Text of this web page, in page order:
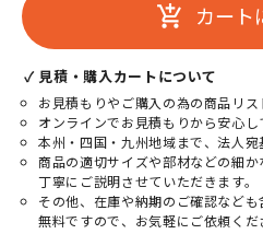
add_shopping_cart カート
✓ 見積・購入カートについて
お見積もりやご購入の為の商品リス
オンラインでお見積もりから安心し
本州・四国・九州地域まで、法人宛
商品の適切サイズや部材などの細
丁寧にご説明させていただきます。
その他、在庫や納期のご確認など
無料ですので、お気軽にご依頼くだ